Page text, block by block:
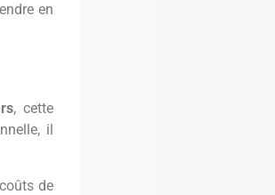
en
, cette
il
de